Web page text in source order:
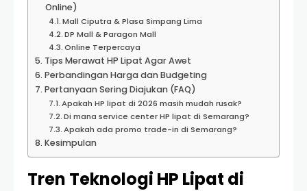
Online)
Mall Ciputra & Plasa Simpang Lima
DP Mall & Paragon Mall
Online Terpercaya
Tips Merawat HP Lipat Agar Awet
Perbandingan Harga dan Budgeting
Pertanyaan Sering Diajukan (FAQ)
Apakah HP lipat di 2026 masih mudah rusak?
Di mana service center HP lipat di Semarang?
Apakah ada promo trade-in di Semarang?
Kesimpulan
Tren Teknologi HP Lipat di